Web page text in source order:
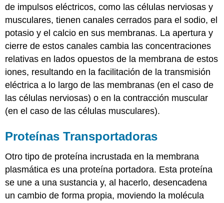
de impulsos eléctricos, como las células nerviosas y
musculares, tienen canales cerrados para el sodio, el
potasio y el calcio en sus membranas. La apertura y
cierre de estos canales cambia las concentraciones
relativas en lados opuestos de la membrana de estos
iones, resultando en la facilitación de la transmisión
eléctrica a lo largo de las membranas (en el caso de
las células nerviosas) o en la contracción muscular
(en el caso de las células musculares).
Proteínas Transportadoras
Otro tipo de proteína incrustada en la membrana
plasmática es una proteína portadora. Esta proteína
se une a una sustancia y, al hacerlo, desencadena
un cambio de forma propia, moviendo la molécula